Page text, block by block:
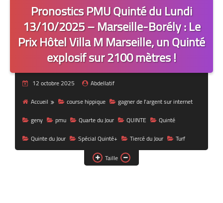
Pronostics PMU Quinté du Lundi
13/10/2025 – Marseille-Borély : Le
Prix Hôtel Villa M Marseille, un Quinté
explosif sur 2100 mètres !
12 octobre 2025
Abdellatif
Accueil
course hippique
gagner de l'argent sur internet
geny
pmu Quarte du Jour QUINTE
Quinté
Quinte du Jour
Spécial Quinté+ Tiercé du Jour
Turf
Taille